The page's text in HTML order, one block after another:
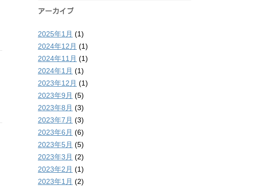
アーカイブ
2025年1月 (1)
2024年12月 (1)
2024年11月 (1)
2024年1月 (1)
2023年12月 (1)
2023年9月 (5)
2023年8月 (3)
2023年7月 (3)
2023年6月 (6)
2023年5月 (5)
2023年3月 (2)
2023年2月 (1)
2023年1月 (2)